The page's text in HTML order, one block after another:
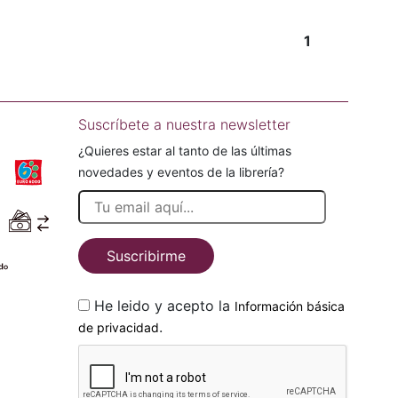
1
Suscríbete a nuestra newsletter
¿Quieres estar al tanto de las últimas
novedades y eventos de la librería?
Suscribirme
He leido y acepto la Información básica
de privacidad.